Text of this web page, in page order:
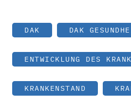
DAK DAK
ENTWICKLUNG DES
KRANKENSTAND